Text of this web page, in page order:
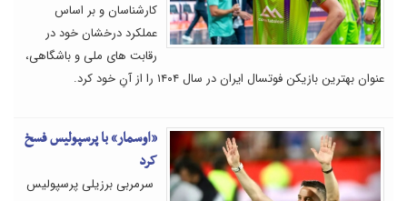
کارشناسان و بر اساس
عملکرد درخشان خود در
رقابت های ملی و باشگاهی،
عنوان بهترین بازیکن فوتسال ایران در سال ۱۴۰۴ را از آنِ خود کرد.
«اوسمار» با پرسپولیس فسخ
کرد
سرمربی برزیلی پرسپولیس